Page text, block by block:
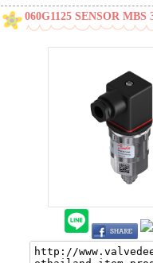
060G1125 SENSOR MBS